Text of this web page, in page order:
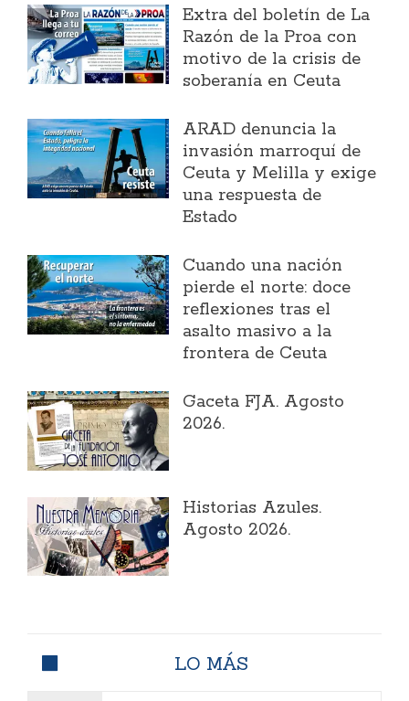
Extra del boletín de La
Razón de la Proa con
motivo de la crisis de
soberanía en Ceuta
ARAD denuncia la
invasión marroquí de
Ceuta y Melilla y exige
una respuesta de
Estado
Cuando una nación
pierde el norte: doce
reflexiones tras el
asalto masivo a la
frontera de Ceuta
Gaceta FJA. Agosto
2026.
Historias Azules.
Agosto 2026.
LO MÁS